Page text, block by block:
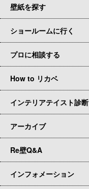
壁紙を探す
ショールームに行く
プロに相談する
How to リカベ
インテリアテイスト診断
アーカイブ
Re壁Q&A
インフォメーション